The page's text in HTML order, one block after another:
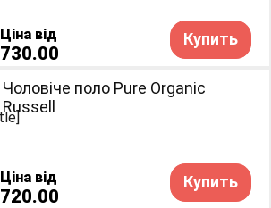
Ціна від
730.00
Купить
Чоловіче поло Pure Organic
Russell
Ціна від
720.00
Купить